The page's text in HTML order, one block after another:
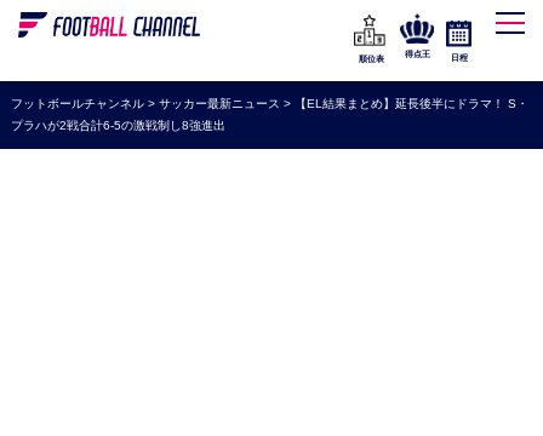
WEリーグ
海外サッカー
プレミアリーグ
順位表
得点王 日程
フットボールチャンネル> サッカー最新ニュース >
【EL結果まとめ】延長後半にドラマ！ S・
プラハが2戦合計6-5の激戦制し8強進出